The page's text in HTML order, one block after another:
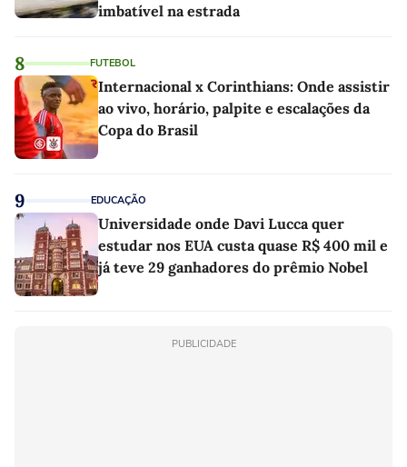
imbatível na estrada
8 FUTEBOL
Internacional x Corinthians: Onde assistir
ao vivo, horário, palpite e escalações da
Copa do Brasil
9 EDUCAÇÃO
Universidade onde Davi Lucca quer
estudar nos EUA custa quase R$ 400 mil e
já teve 29 ganhadores do prêmio Nobel
PUBLICIDADE